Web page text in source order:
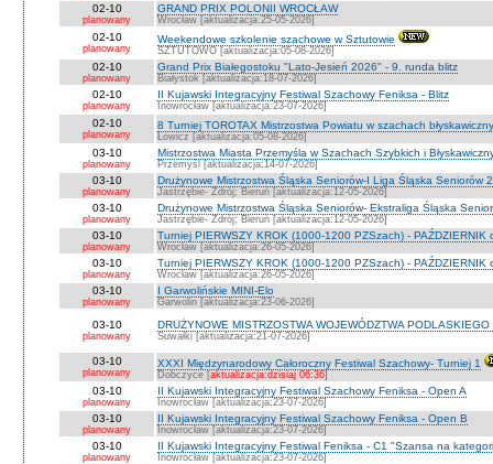
02-10
planowany
GRAND PRIX POLONII WROCŁAW
Wrocław [aktualizacja:25-05-2026]
02-10
planowany
Weekendowe szkolenie szachowe w Sztutowie
SZTUTOWO [aktualizacja:05-08-2026]
02-10
planowany
Grand Prix Białegostoku "Lato-Jesień 2026" - 9. runda blitz
Białystok [aktualizacja:18-07-2026]
02-10
planowany
II Kujawski Integracyjny Festiwal Szachowy Feniksa - Blitz
Inowrocław [aktualizacja:23-07-2026]
02-10
planowany
8 Turniej TOROTAX Mistrzostwa Powiatu w szachach
Łowicz [aktualizacja:05-08-2026]
03-10
planowany
Mistrzostwa Miasta Przemyśla w Szachach Szybkich i
Przemyśl [aktualizacja:14-07-2026]
03-10
planowany
Drużynowe Mistrzostwa Śląska Seniorów-I Liga Śląska Seniorów
Jastrzębie- Zdrój; Bieruń [aktualizacja:12-05-2026]
03-10
planowany
Drużynowe Mistrzostwa Śląska Seniorów- Ekstraliga Śląska
Jastrzębie- Zdrój; Bieruń [aktualizacja:12-05-2026]
03-10
planowany
Turniej PIERWSZY KROK (1000-1200 PZSzach) - PAŹDZIERNIK
Wrocław [aktualizacja:26-05-2026]
03-10
planowany
Turniej PIERWSZY KROK (1000-1200 PZSzach) - PAŹDZIERNIK
Wrocław [aktualizacja:26-05-2026]
03-10
planowany
I Garwolińskie MINI-Elo
Garwolin [aktualizacja:23-06-2026]
03-10
planowany
DRUŻYNOWE MISTRZOSTWA WOJEWÓDZTWA
Suwałki [aktualizacja:21-07-2026]
03-10
planowany
XXXI Międzynarodowy Całoroczny Festiwal Szachowy- Turniej 1
Dobczyce [aktualizacja:dzisiaj 06:36]
03-10
planowany
II Kujawski Integracyjny Festiwal Szachowy Feniksa - Open A
Inowrocław [aktualizacja:23-07-2026]
03-10
planowany
II Kujawski Integracyjny Festiwal Szachowy Feniksa - Open B
Inowrocław [aktualizacja:23-07-2026]
03-10
planowany
II Kujawski Integracyjny Festiwal Feniksa - C1 "Szansa na
Inowrocław [aktualizacja:23-07-2026]